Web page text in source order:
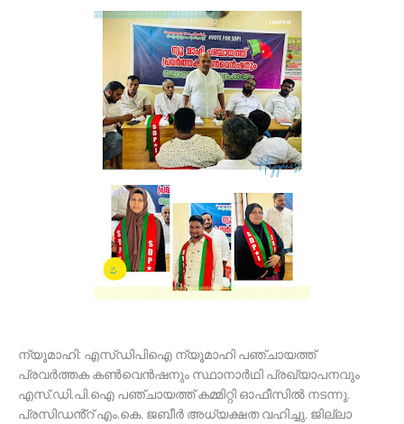
ന്യൂമാഹി: എസ്ഡിപിഐ ന്യൂമാഹി പഞ്ചായത്ത്
പ്രവർത്തക കൺവെൻഷനും സ്ഥാനാർഥി പ്രഖ്യാപനവും
എസ്.ഡി.പി.ഐ പഞ്ചായത്ത് കമ്മിറ്റി ഓഫീസിൽ നടന്നു.
പ്രസിഡൻ്റ് എം.കെ. ജബീര്‍ അധ്യക്ഷത വഹിച്ചു. ജില്ലാ